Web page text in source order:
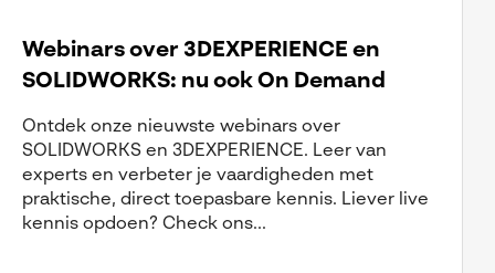
Webinars over 3DEXPERIENCE en
SOLIDWORKS: nu ook On Demand
Ontdek onze nieuwste webinars over
SOLIDWORKS en 3DEXPERIENCE. Leer van
experts en verbeter je vaardigheden met
praktische, direct toepasbare kennis. Liever live
kennis opdoen? Check ons...